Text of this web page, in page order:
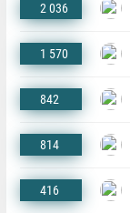
2 036
1 570
842
814
416